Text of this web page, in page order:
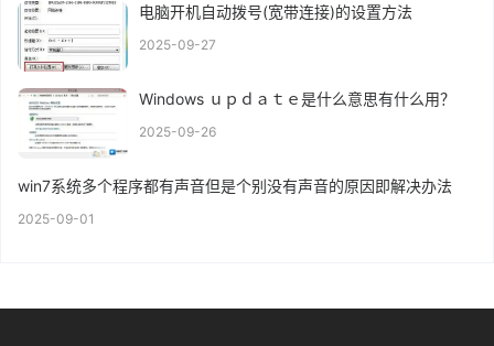
电脑开机自动拨号(宽带连接)的设置方法
2025-09-27
Windows ｕｐｄａｔｅ是什么意思有什么用？
2025-09-26
win7系统多个程序都有声音但是个别没有声音的原因即解决办法
2025-09-01